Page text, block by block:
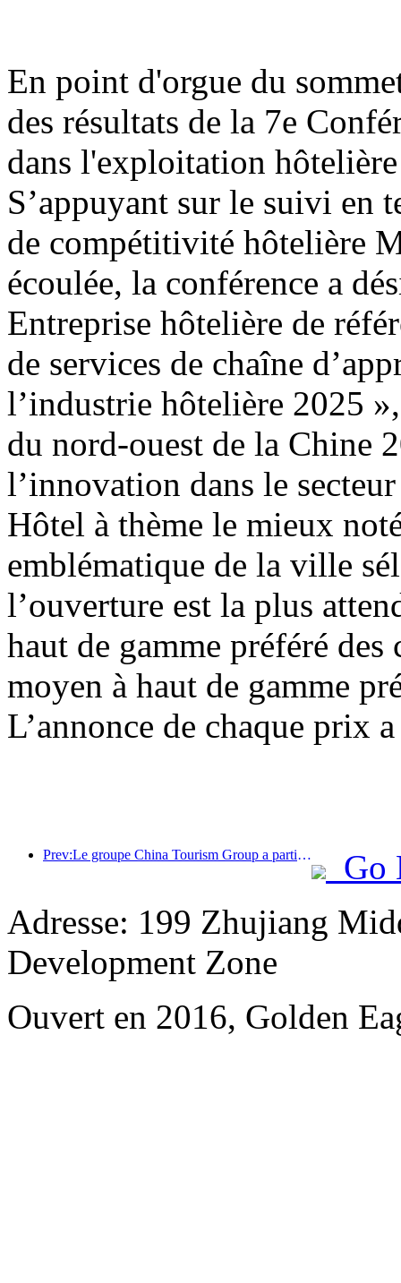
En point d'orgue du
des résultats de la 7e
dans l'exploitation
S’appuyant sur le suivi en
de compétitivité hôtelière
écoulée, la conférence a
Entreprise hôtelière de
de services de chaîne
l’industrie hôtelière 2025
du nord-ouest de la Chine
l’innovation dans le
Hôtel à thème le mieux
emblématique de la ville
l’ouverture est la plus
haut de gamme préféré
moyen à haut de gamme
L’annonce de chaque prix
Prev:Le groupe China Tourism Group a participé à l'Exposition internationale d'importation de Chine pendant huit années consécutives, signant des contrats d'une valeur de plus d'un milliard de dollars américains.
Go
Adresse: 199 Zhujiang
Development Zone
Ouvert en 2016, Golden